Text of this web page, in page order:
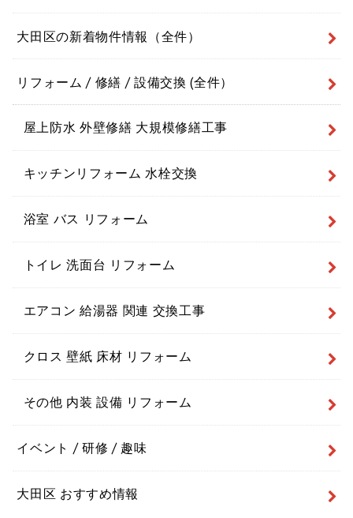
大田区の新着物件情報（全件）
リフォーム / 修繕 / 設備交換 (全件）
屋上防水 外壁修繕 大規模修繕工事
キッチンリフォーム 水栓交換
浴室 バス リフォーム
トイレ 洗面台 リフォーム
エアコン 給湯器 関連 交換工事
クロス 壁紙 床材 リフォーム
その他 内装 設備 リフォーム
イベント / 研修 / 趣味
大田区 おすすめ情報